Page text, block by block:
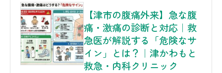
【津市の腹痛外来】急な腹
痛・激痛の診断と対応｜救
急医が解説する「危険なサ
イン」とは？｜津かわもと
救急・内科クリニック